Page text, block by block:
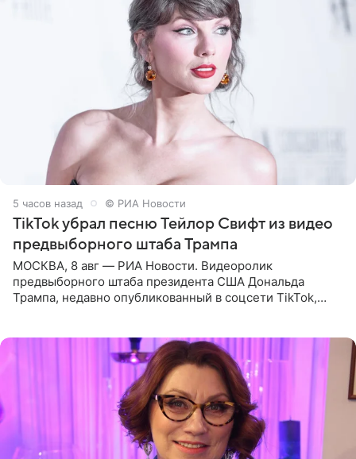
5 часов назад © РИА Новости
TikTok убрал песню Тейлор Свифт из видео
предвыборного штаба Трампа
МОСКВА, 8 авг — РИА Новости. Видеоролик
предвыборного штаба президента США Дональда
Трампа, недавно опубликованный в соцсети TikTok,